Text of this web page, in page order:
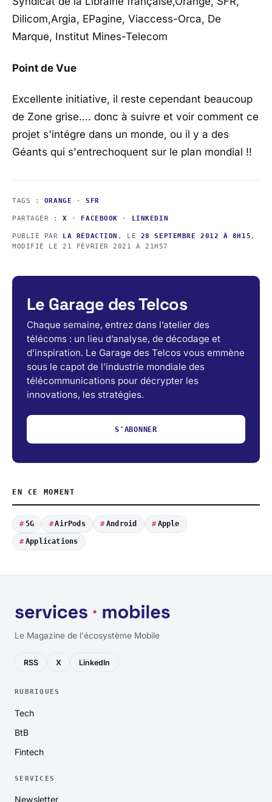
Dilicom,Argia, EPagine, Viaccess-Orca, De
Marque, Institut Mines-Telecom
Point de Vue
Excellente initiative, il reste cependant beaucoup
de Zone grise…. donc à suivre et voir comment ce
projet s'intégre dans un monde, ou il y a des
Géants qui s'entrechoquent sur le plan mondial !!
TAGS : ORANGE · SFR
PARTAGER :X · FACEBOOK · LINKEDIN
PUBLIÉ PAR LA RÉDACTION , LE 28 SEPTEMBRE 2012 À 8H15 ,
MODIFIÉ LE21 FÉVRIER 2021 À 21H57
Le Garage des Telcos
Chaque semaine, entrez dans l’atelier des
télécoms : un lieu d’analyse, de décodage et
d’inspiration. Le Garage des Telcos vous emmène
sous le capot de l’industrie mondiale des
télécommunications pour décrypter les
innovations, les stratégies.
S'ABONNER
EN CE MOMENT
5G AirPods Android Apple
Applications
Le Magazine de l'écosystème Mobile
RSS X LinkedIn
RUBRIQUES
Tech
BtB
Fintech
SERVICES
Newsletter